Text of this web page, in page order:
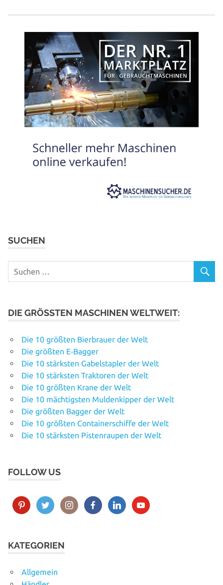
SUCHEN
DIE GRÖSSTEN MASCHINEN WELTWEIT:
Die 10 größten Bierbrauer der Welt
Die größten E‑Bagger
Die 10 stärksten Gabelstapler der Welt
Die 10 stärksten Traktoren der Welt
Die 10 größten Krane der Welt
Die 10 mächtigsten Muldenkipper der Welt
Die größten Bagger der Welt
Die 10 größten Containerschiffe der Welt
Die 10 stärksten Pistenraupen der Welt
FOLLOW US
KATEGORIEN
Allgemein